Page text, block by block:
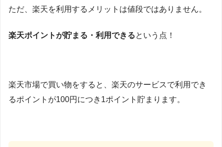
ただ、楽天を利用するメリットは値段ではありません。
楽天ポイントが貯まる・利用できるという点！
楽天市場で買い物をすると、楽天のサービスで利用でき
るポイントが100円につき1ポイント貯まります。